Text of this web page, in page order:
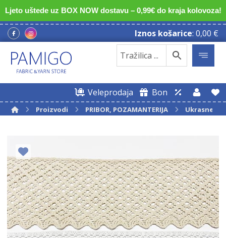
Ljeto uštede uz BOX NOW dostavu – 0,99€ do kraja kolovoza!
Iznos košarice: 0,00 €
Veleprodaja Bon
Proizvodi PRIBOR, POZAMANTERIJA Ukrasne